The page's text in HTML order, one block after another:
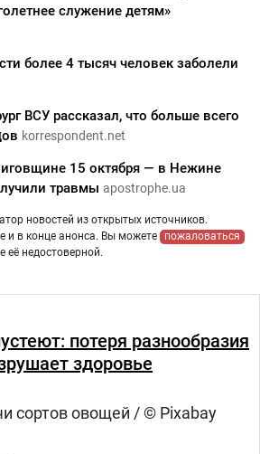
служение детям»
более 4 тысяч человек заболели
ВСУ рассказал, что больше всего
korrespondent.net
15 октября — в Нежине
травмы apostrophe.ua
новостей из открытых источников.
и в конце анонса. Вы можете
пожаловаться
её недостоверной.
потеря разнообразия
здоровье
сортов овощей / © Pixabay